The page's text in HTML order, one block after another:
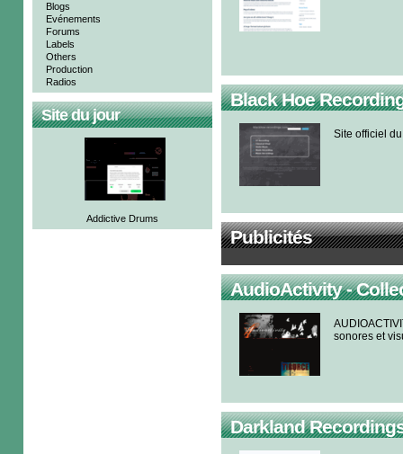
Blogs
Evénements
Forums
Labels
Others
Production
Radios
Site du jour
Addictive Drums
Black Hoe
Site officiel
Publicités
AudioActivity -
sonores et
Darkland